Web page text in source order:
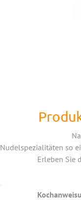
Natürliche
Nudelspezialitäten so
Erleben Sie den
.